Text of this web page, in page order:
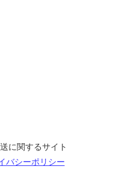
に関するサイト
バシーポリシー